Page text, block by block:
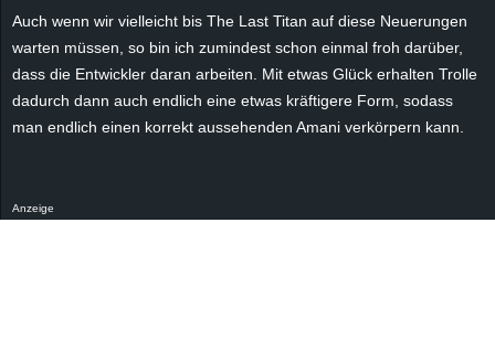
Auch wenn wir vielleicht bis The Last Titan auf diese Neuerungen
warten müssen, so bin ich zumindest schon einmal froh darüber,
dass die Entwickler daran arbeiten. Mit etwas Glück erhalten Trolle
dadurch dann auch endlich eine etwas kräftigere Form, sodass
man endlich einen korrekt aussehenden Amani verkörpern kann.
Anzeige